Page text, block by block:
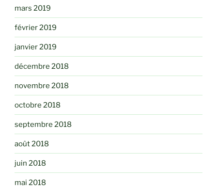
mars 2019
février 2019
janvier 2019
décembre 2018
novembre 2018
octobre 2018
septembre 2018
août 2018
juin 2018
mai 2018